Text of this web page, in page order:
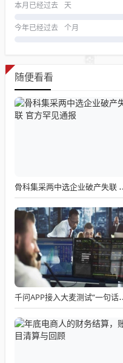
本月已经过去 天
今年已经过去 个月
随便看看
骨科集采两
千问APP接